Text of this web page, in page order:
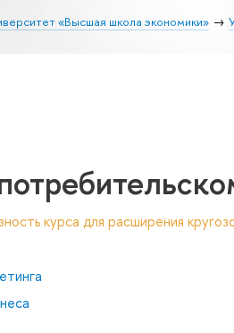
«Высшая школа экономики»
курса для расширения